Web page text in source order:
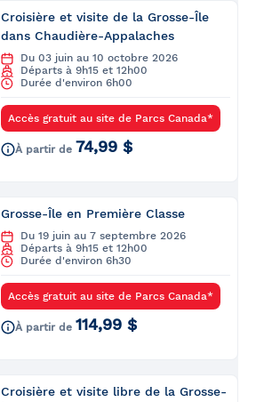
Croisière et visite de la Grosse-Île
dans Chaudière-Appalaches
Du 03 juin au 10 octobre 2026
Départs à 9h15 et 12h00
Durée d'environ 6h00
Accès gratuit au site de Parcs Canada*
À partir de 74,99 $
Grosse-Île en Première Classe
Du 19 juin au 7 septembre 2026
Départs à 9h15 et 12h00
Durée d'environ 6h30
Accès gratuit au site de Parcs Canada*
À partir de 114,99 $
Croisière et visite libre de la Grosse-